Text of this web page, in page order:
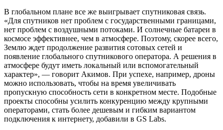
В глобальном плане все же выигрывает спутниковая связь.
«Для спутников нет проблем с государственными границами,
нет проблем с воздушными потоками. И солнечные батареи в
космосе эффективнее, чем в атмосфере. Поэтому, скорее всего,
Землю ждет продолжение развития сотовых сетей и
появление глобального спутникового оператора. А решения в
атмосфере будут иметь локальный или вспомогательный
характер», — говорит Акимов. При успехе, например, дроны
можно использовать, чтобы на время увеличивать
пропускную способность сети в конкретном месте. Подобные
проекты способны усилить конкуренцию между крупными
операторами, стать более дешевым и гибким вариантом
подключения к интернету, добавили в GS Labs.